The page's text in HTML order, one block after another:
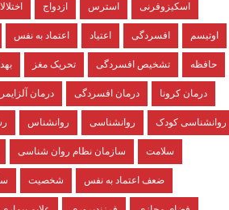
ازدواج استرس اسکیزوفرنی
اعتماد به نفس اعتیاد افسردگی اوتیسم
تحریک مغز تشخیص افسردگی حافظه
درمان آلزایمر درمان افسردگی درمان کرونا
روانشناس روانشناسی روانشناسی کودک
سازمان نظام روان شناسی سلامت
شخصیت ضعف اعتماد به نفس